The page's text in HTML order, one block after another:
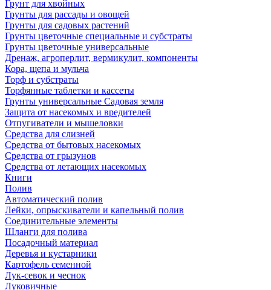
Грунт для хвойных
Грунты для рассады и овощей
Грунты для садовых растений
Грунты цветочные специальные и субстраты
Грунты цветочные универсальные
Дренаж, агроперлит, вермикулит, компоненты
Кора, щепа и мульча
Торф и субстраты
Торфянные таблетки и кассеты
Грунты универсальные Садовая земля
Защита от насекомых и вредителей
Отпугиватели и мышеловки
Средства для слизней
Средства от бытовых насекомых
Средства от грызунов
Средства от летающих насекомых
Книги
Полив
Автоматический полив
Лейки, опрыскиватели и капельный полив
Соединительные элементы
Шланги для полива
Посадочный материал
Деревья и кустарники
Картофель семенной
Лук-севок и чеснок
Луковичные